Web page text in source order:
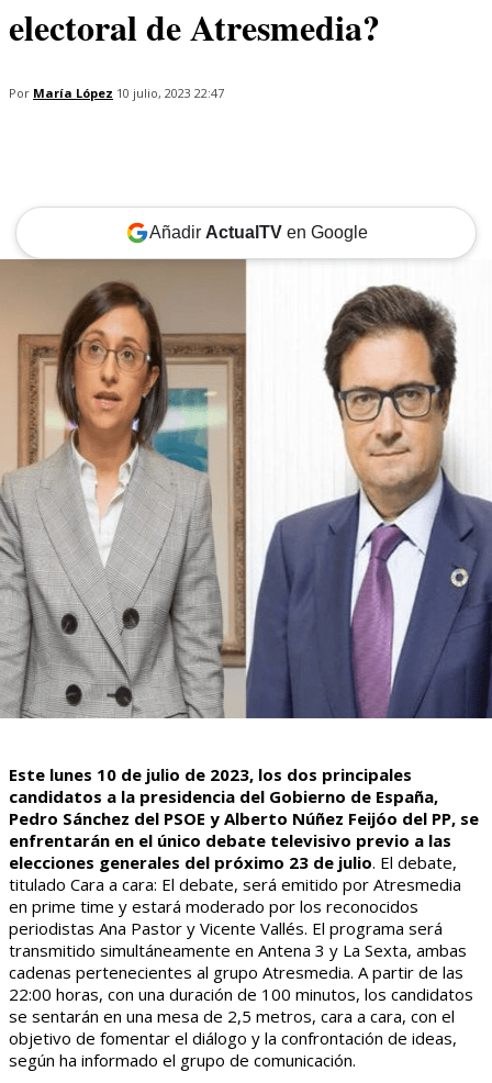
electoral de Atresmedia?
Por María López 10 julio, 2023 22:47
Añadir ActualTVen Google
Este lunes 10 de julio de 2023, los dos principales
candidatos a la presidencia del Gobierno de España,
Pedro Sánchez del PSOE y Alberto Núñez Feijóo del PP, se
enfrentarán en el único debate televisivo previo a las
elecciones generales del próximo 23 de julio. El debate,
titulado Cara a cara: El debate, será emitido por Atresmedia
en prime time y estará moderado por los reconocidos
periodistas Ana Pastor y Vicente Vallés. El programa será
transmitido simultáneamente en Antena 3 y La Sexta, ambas
cadenas pertenecientes al grupo Atresmedia. A partir de las
22:00 horas, con una duración de 100 minutos, los candidatos
se sentarán en una mesa de 2,5 metros, cara a cara, con el
objetivo de fomentar el diálogo y la confrontación de ideas,
según ha informado el grupo de comunicación.